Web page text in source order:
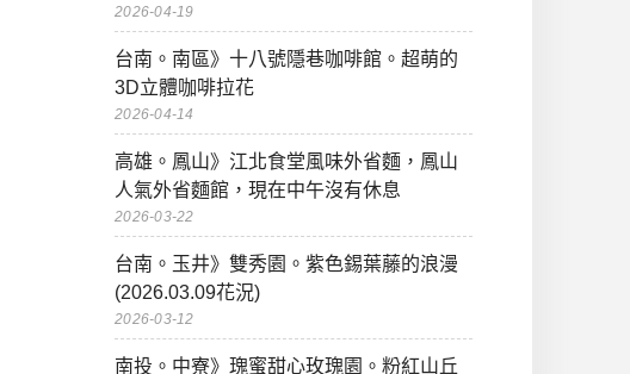
2026-04-19
台南。南區》十八號隱巷咖啡館。超萌的
3D立體咖啡拉花
2026-04-14
高雄。鳳山》江北食堂風味外省麵，鳳山
人氣外省麵館，現在中午沒有休息
2026-03-22
台南。玉井》雙秀園。紫色錫葉藤的浪漫
(2026.03.09花況)
2026-03-12
南投。中寮》瑰蜜甜心玫瑰園。粉紅山丘